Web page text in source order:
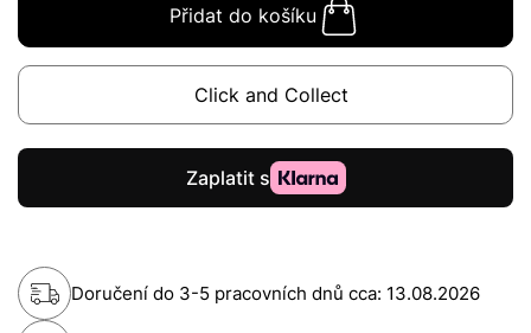
Přidat do košíku
Click and Collect
Doručení do 3-5 pracovních dnů cca: 13.08.2026